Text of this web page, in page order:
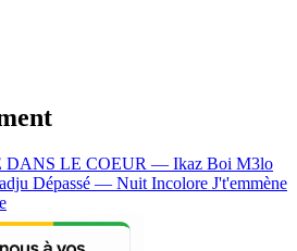
DANS LE COEUR — Ikaz Boi M3lo
Dépassé — Nuit Incolore J't'emmène